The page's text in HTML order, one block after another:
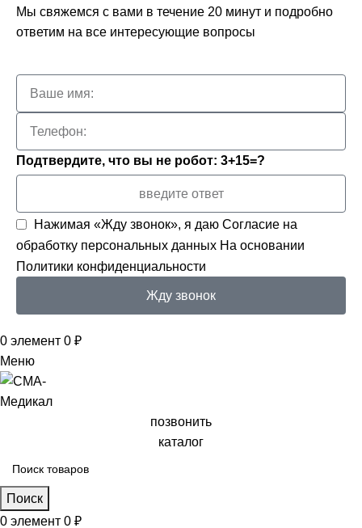
Мы свяжемся с вами в течение 20 минут и подробно
ответим на все интересующие вопросы
Подтвердите, что вы не робот: 3+15=?
Нажимая «Жду звонок», я даю Согласие на
обработку персональных данных На основании
Политики конфиденциальности
Жду звонок
0 элемент 0 ₽
Меню
позвонить
каталог
Поиск
0 элемент 0 ₽